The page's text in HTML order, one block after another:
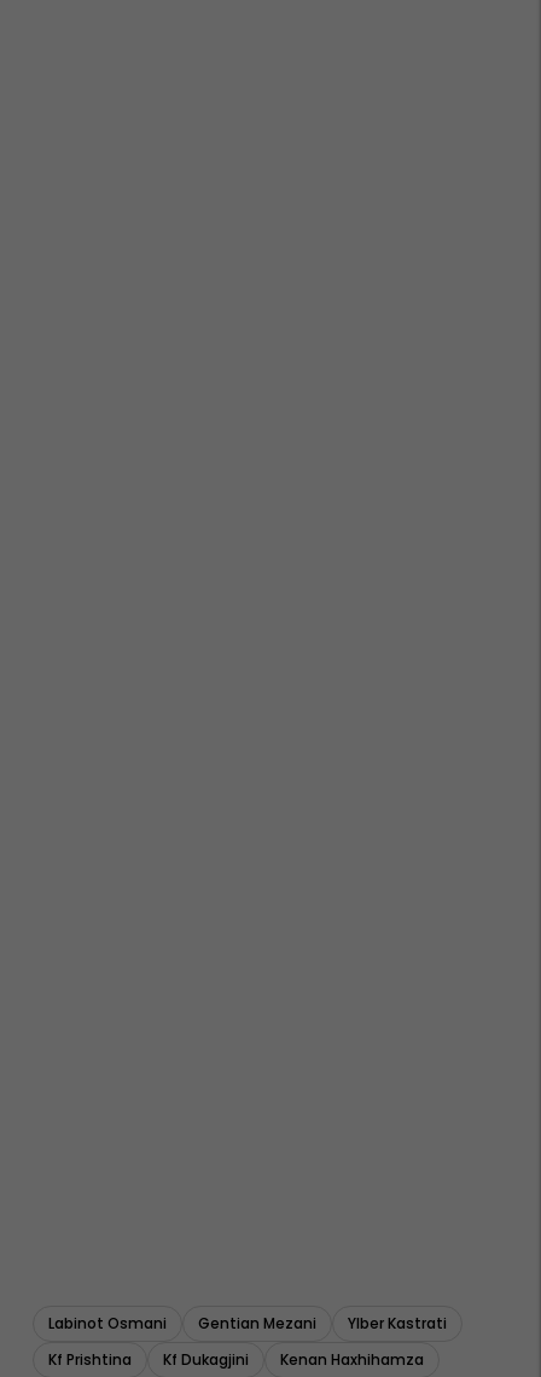
Labinot Osmani Gentian Mezani
Ylber Kastrati
Kf Prishtina
Kf Dukagjini
Kenan Haxhihamza